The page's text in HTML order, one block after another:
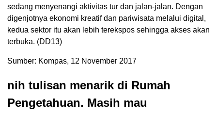
sedang menyenangi aktivitas tur dan jalan-jalan. Dengan
digenjotnya ekonomi kreatif dan pariwisata melalui digital,
kedua sektor itu akan lebih terekspos sehingga akses akan
terbuka. (DD13)
Sumber: Kompas, 12 November 2017
nih tulisan menarik di Rumah
Pengetahuan. Masih mau